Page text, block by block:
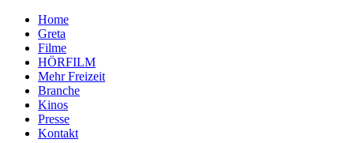
Home
Greta
Filme
HÖRFILM
Mehr Freizeit
Branche
Kinos
Presse
Kontakt